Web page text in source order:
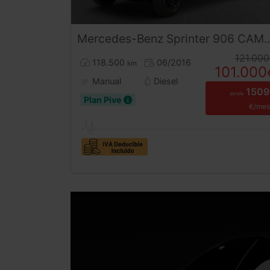
Mercedes-Benz Sprinter 906 CAMPER 4X4
118.500 km
06/2016
Manual
Diesel
Plan Pive
121.000
101.000
desde 1509
€/mes